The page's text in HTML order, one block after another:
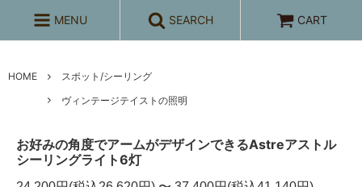
MENU SEARCH CART
HOME
スポット/シーリング
ヴィンテージテイストの照明
お好みの角度でアームがデザインできるAstreアストル
シーリングライト6灯